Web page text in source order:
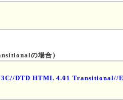
の場合）
DTD HTML 4.01 Transitional//